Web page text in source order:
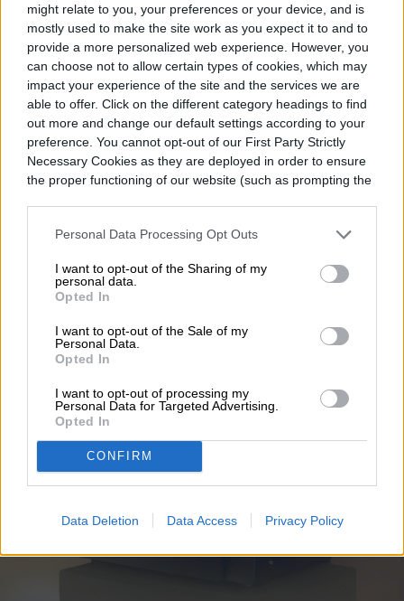
might relate to you, your preferences or your device, and is
mostly used to make the site work as you expect it to and to
provide a more personalized web experience. However, you
can choose not to allow certain types of cookies, which may
impact your experience of the site and the services we are
able to offer. Click on the different category headings to find
out more and change our default settings according to your
preference. You cannot opt-out of our First Party Strictly
Necessary Cookies as they are deployed in order to ensure
the proper functioning of our website (such as prompting the
Personal Data Processing Opt Outs
I want to opt-out of the Sharing of my
personal data.
Opted In
I want to opt-out of the Sale of my
Personal Data.
Opted In
I want to opt-out of processing my
Personal Data for Targeted Advertising.
Opted In
CONFIRM
Data Deletion Data Access Privacy Policy
Topics
NoticiasCasa inteligenteHomepage
CASA INTELIGENTE
Marantz actualiza su
CINEMA Series 2 con un
DAC, Dirac Live, y un
mejor soporte